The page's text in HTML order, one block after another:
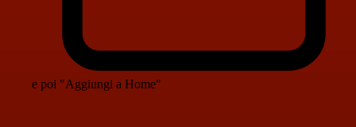
e poi "Aggiungi a Home"